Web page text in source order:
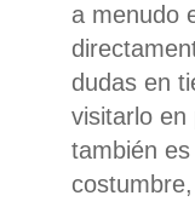
a menudo
dudas en
visitarlo en
también